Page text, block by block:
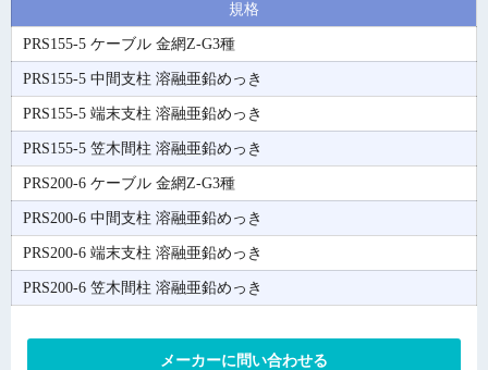
規格
PRS155-5 ケーブル 金網Z-G3種
PRS155-5 中間支柱 溶融亜鉛めっき
PRS155-5 端末支柱 溶融亜鉛めっき
PRS155-5 笠木間柱 溶融亜鉛めっき
PRS200-6 ケーブル 金網Z-G3種
PRS200-6 中間支柱 溶融亜鉛めっき
PRS200-6 端末支柱 溶融亜鉛めっき
PRS200-6 笠木間柱 溶融亜鉛めっき
メーカーに問い合わせる